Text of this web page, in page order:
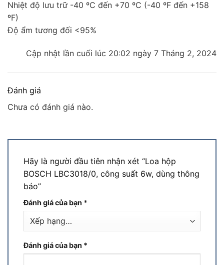
Nhiệt độ lưu trữ -40 ºC đến +70 ºC (-40 ºF đến +158
ºF)
Độ ẩm tương đối <95%
Cập nhật lần cuối lúc 20:02 ngày 7 Tháng 2, 2024
Đánh giá
Chưa có đánh giá nào.
Hãy là người đầu tiên nhận xét “Loa hộp
BOSCH LBC3018/0, công suất 6w, dùng thông
báo”
Đánh giá của bạn *
Đánh giá của bạn *